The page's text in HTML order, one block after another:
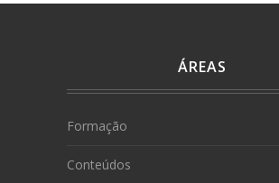
ÁREAS
Formação
Conteúdos